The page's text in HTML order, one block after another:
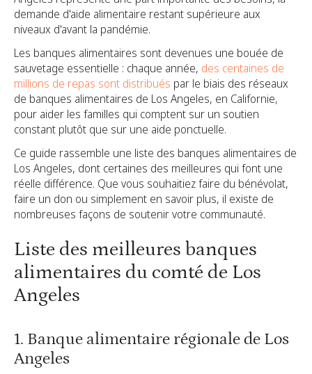
demande d'aide alimentaire restant supérieure aux
niveaux d'avant la pandémie.
Les banques alimentaires sont devenues une bouée de
sauvetage essentielle : chaque année, des centaines de
millions de repas sont distribués par le biais des réseaux
de banques alimentaires de Los Angeles, en Californie,
pour aider les familles qui comptent sur un soutien
constant plutôt que sur une aide ponctuelle.
Ce guide rassemble une liste des banques alimentaires de
Los Angeles, dont certaines des meilleures qui font une
réelle différence. Que vous souhaitiez faire du bénévolat,
faire un don ou simplement en savoir plus, il existe de
nombreuses façons de soutenir votre communauté.
Liste des meilleures banques
alimentaires du comté de Los
Angeles
1. Banque alimentaire régionale de Los
Angeles